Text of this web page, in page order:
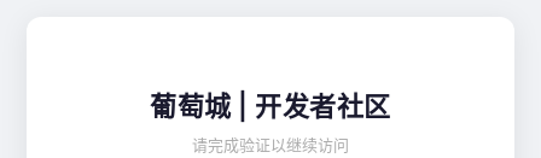
葡萄城 | 开发者社区
请完成验证以继续访问